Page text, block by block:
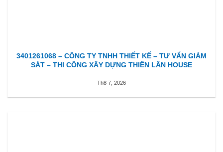
3401261068 – CÔNG TY TNHH THIẾT KẾ – TƯ VẤN GIÁM
SÁT – THI CÔNG XÂY DỰNG THIÊN LÂN HOUSE
Th8 7, 2026